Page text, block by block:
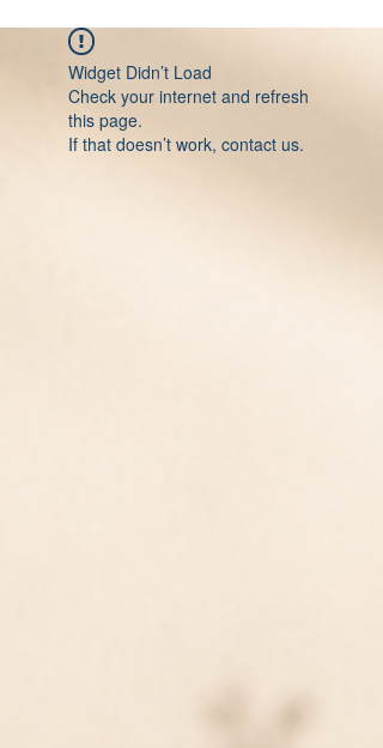
Widget Didn’t Load
Check your internet and refresh
this page.
If that doesn’t work, contact us.